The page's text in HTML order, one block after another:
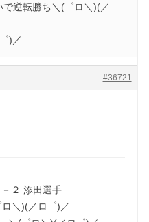
逆転勝ち＼(゜ロ＼)(／
)／
#36721
２ 添田選手
＼)(／ロ゜)／